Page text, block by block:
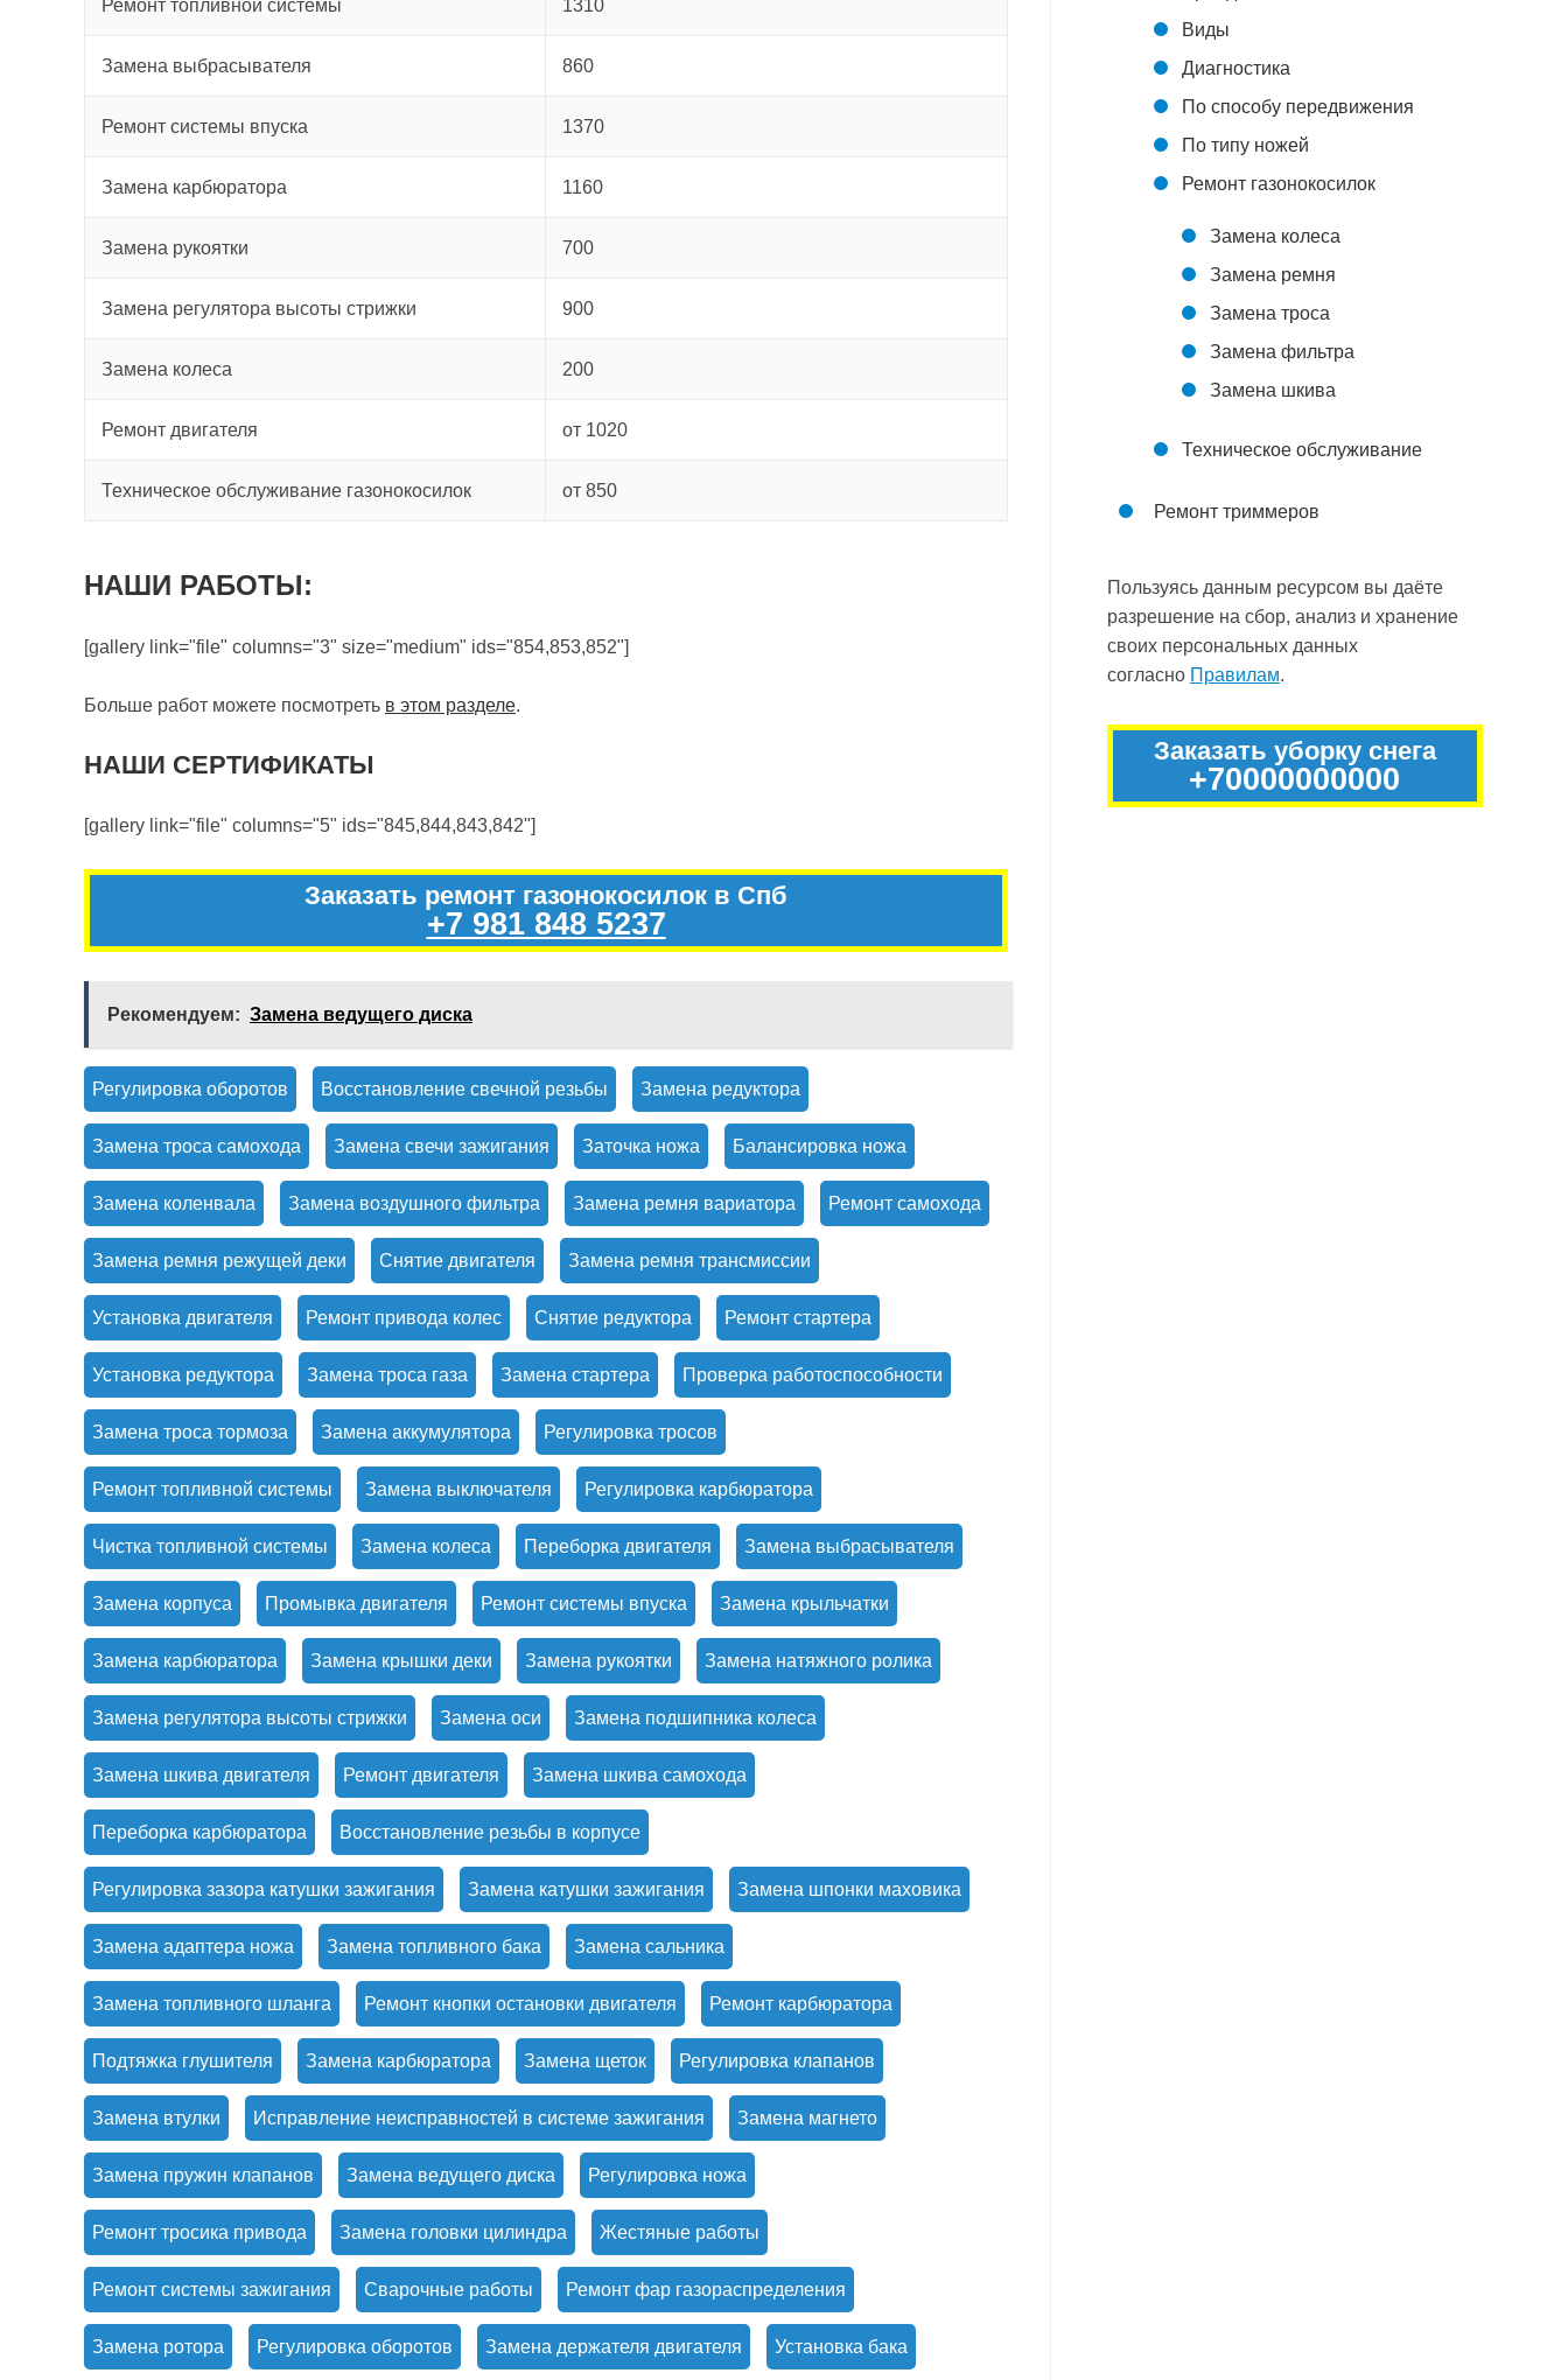
Ремонт топливной системы 1310
Замена выбрасывателя 860
Ремонт системы впуска 1370
Замена карбюратора 1160
Замена рукоятки 700
Замена регулятора высоты стрижки 900
Замена колеса 200
Ремонт двигателя от 1020
Техническое обслуживание газонокосилок от 850
НАШИ РАБОТЫ:
[gallery link="file" columns="3" size="medium" ids="854,853,852"]
Больше работ можете посмотреть в этом разделе.
НАШИ СЕРТИФИКАТЫ
[gallery link="file" columns="5" ids="845,844,843,842"]
Заказать ремонт газонокосилок в Спб
+7 981 848 5237
Рекомендуем: Замена ведущего диска
Регулировка оборотов Восстановление свечной резьбы Замена редуктора
Замена троса самохода Замена свечи зажигания Заточка ножа Балансировка ножа
Замена коленвала Замена воздушного фильтра Замена ремня вариатора Ремонт самохода
Замена ремня режущей деки Снятие двигателя Замена ремня трансмиссии
Установка двигателя Ремонт привода колес Снятие редуктора Ремонт стартера
Установка редуктора Замена троса газа Замена стартера Проверка работоспособности
Замена троса тормоза Замена аккумулятора Регулировка тросов
Ремонт топливной системы Замена выключателя Регулировка карбюратора
Чистка топливной системы Замена колеса Переборка двигателя Замена выбрасывателя
Замена корпуса Промывка двигателя Ремонт системы впуска Замена крыльчатки
Замена карбюратора Замена крышки деки Замена рукоятки Замена натяжного ролика
Замена регулятора высоты стрижки Замена оси Замена подшипника колеса
Замена шкива двигателя Ремонт двигателя Замена шкива самохода
Переборка карбюратора Восстановление резьбы в корпусе
Регулировка зазора катушки зажигания Замена катушки зажигания Замена шпонки маховика
Замена адаптера ножа Замена топливного бака Замена сальника
Замена топливного шланга Ремонт кнопки остановки двигателя Ремонт карбюратора
Подтяжка глушителя Замена карбюратора Замена щеток Регулировка клапанов
Замена втулки Исправление неисправностей в системе зажигания Замена магнето
Замена пружин клапанов Замена ведущего диска Регулировка ножа
Ремонт тросика привода Замена головки цилиндра Жестяные работы
Ремонт системы зажигания Сварочные работы Ремонт фар газораспределения
Замена ротора Регулировка оборотов Замена держателя двигателя Установка бака
Виды
Диагностика
По способу передвижения
По типу ножей
Ремонт газонокосилок
Замена колеса
Замена ремня
Замена троса
Замена фильтра
Замена шкива
Техническое обслуживание
Ремонт триммеров
Пользуясь данным ресурсом вы даёте
разрешение на сбор, анализ и хранение
своих персональных данных
согласно Правилам.
Заказать уборку снега
+70000000000